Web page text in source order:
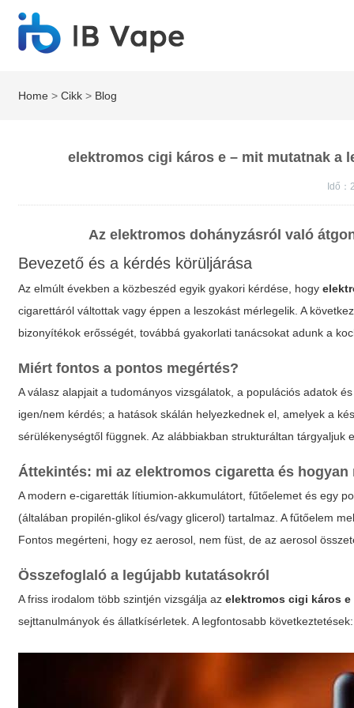
Home >Cikk > Blog
elektromos cigi káros e – mit mutatnak a
Idő
Az elektromos dohányzásról való
Bevezető és a kérdés körüljárása
Az elmúlt években a közbeszéd egyik gyakori kérdése, hogy
cigarettáról váltottak vagy éppen a leszokást mérlegelik. A
bizonyítékok erősségét, továbbá gyakorlati tanácsokat adunk a
Miért fontos a pontos megértés?
A válasz alapjait a tudományos vizsgálatok, a populációs adatok
igen/nem kérdés; a hatások skálán helyezkednek el, amelyek a
sérülékenységtől függnek. Az alábbiakban strukturáltan tárgyaljuk
Áttekintés: mi az elektromos cigaretta és hogyan
A modern e-cigaretták lítiumion-akkumulátort, fűtőelemet és egy
(általában propilén-glikol és/vagy glicerol) tartalmaz. A fűtőelem
Fontos megérteni, hogy ez aerosol, nem füst, de az aerosol
Összefoglaló a legújabb kutatásokról
A friss irodalom több szintjén vizsgálja azelektromos cigi káros e
sejttanulmányok és állatkísérletek. A legfontosabb következtetések: